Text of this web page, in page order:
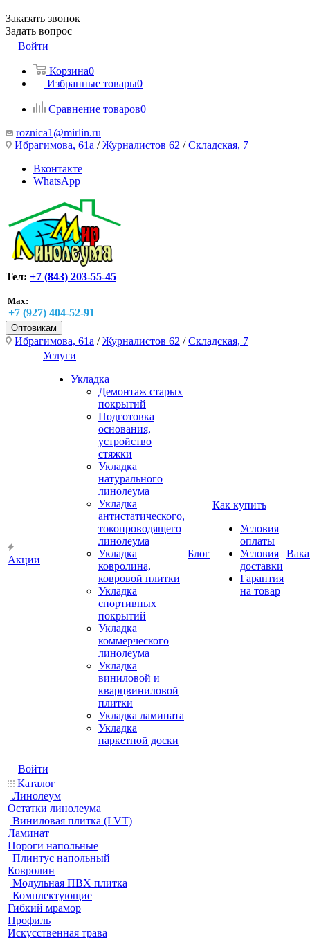
Заказать звонок
Задать вопрос
Войти
Корзина0
Избранные товары0
Сравнение товаров0
roznica1@mirlin.ru
Ибрагимова, 61а /Журналистов 62 /Складская, 7
Вконтакте
WhatsApp
Тел: +7 (843) 203-55-45
Max:
+7 (927) 404-52-91
Оптовикам
Ибрагимова, 61а /Журналистов 62 /Складская, 7
Акции
Услуги
Укладка
Демонтаж старых
покрытий
Подготовка
основания,
устройство
стяжки
Укладка
натурального
линолеума
Укладка
антистатического,
токопроводящего
линолеума
Укладка
ковролина,
ковровой плитки
Укладка
спортивных
покрытий
Укладка
коммерческого
линолеума
Укладка
виниловой и
кварцвиниловой
плитки
Укладка ламината
Укладка
паркетной доски
Блог
Как купить
Условия
оплаты
Условия
доставки
Гарантия
на товар
Войти
Каталог
Линолеум
Остатки линолеума
Виниловая плитка (LVT)
Ламинат
Пороги напольные
Плинтус напольный
Ковролин
Модульная ПВХ плитка
Комплектующие
Гибкий мрамор
Профиль
Искусственная трава